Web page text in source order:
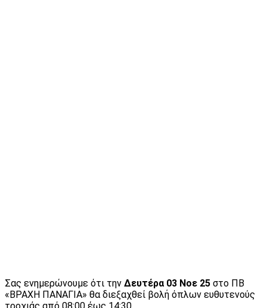
Σας ενημερώνουμε ότι την Δευτέρα 03 Νοε 25 στο ΠΒ
«ΒΡΑΧΗ ΠΑΝΑΓΙΑ» θα διεξαχθεί βολή όπλων ευθυτενούς